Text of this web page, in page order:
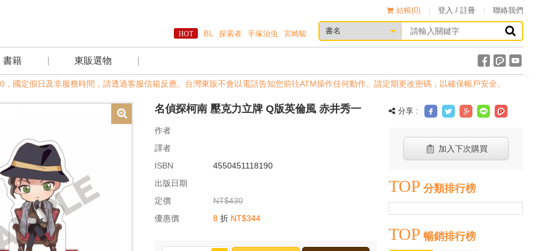
結帳(0) 登入 / 註冊 聯絡我們
BL 探索者 手塚治虫 宮崎駿
書籍 東販選物
日及非服務時間，請透過客服信箱反應。台灣東販不會以電話告知您前往ATM操作任何動作。請定期更改密碼，以確保帳戶安全。
名偵探柯南 壓克力立牌 Q版英倫風 赤井秀一
作者
譯者
ISBN
4550451118190
出版日期
定價
NT$430
優惠價
8 折 NT$344
分享 :
加入下次購買
TOP 分類排行榜
TOP 暢銷排行榜